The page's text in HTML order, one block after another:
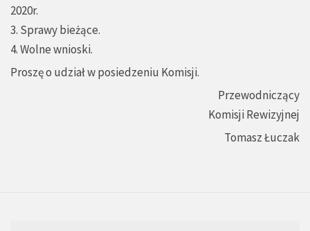
2020r.
3. Sprawy bieżące.
4. Wolne wnioski.
Proszę o udział w posiedzeniu Komisji.
Przewodniczący
Komisji Rewizyjnej
Tomasz Łuczak